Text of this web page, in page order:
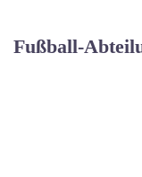
Fußball-